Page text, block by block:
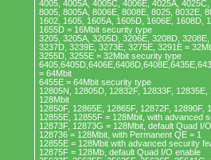
4005, 4005A, 4005C, 4006E, 4025A,
8005, 8005A, 8006E, 8008E, 8025, 8032E,
1602, 1605, 1605A, 1605D, 1606E, 1608D,
1655D = 16Mbit security type
3205, 3205A, 3205D, 3206E, 3208D,
3237D, 3239E, 3273E, 3275E, 3291E =
3255D, 3255E = 32Mbit security type
= 64Mbit
6455E = 64Mbit security type
12805N, 12805D, 12832F, 12833F,
128Mbit
12850F, 12865E, 12865F, 12872F, 12890F,
12855E, 12855F = 128Mbit, with advanced
12873F, 12873G = 128Mbit, default Quad I/
128736 = 128Mbit, with Permanent QE = 1
12855E = 128Mbit with advanced security
12875F = 128Mb, default Quad I/O enable